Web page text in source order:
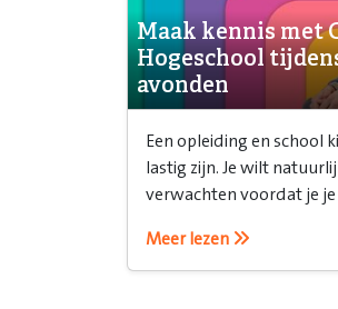
Maak kennis met
Hogeschool
avonden
Een opleiding en school
lastig zijn. Je wilt
verwachten voordat je je
Meer lezen